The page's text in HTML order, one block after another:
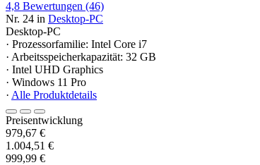
4,8 Bewertungen (46)
Nr. 24 in Desktop-PC
Desktop-PC
· Prozessorfamilie: Intel Core i7
· Arbeitsspeicherkapazität: 32 GB
· Intel UHD Graphics
· Windows 11 Pro
· Alle Produktdetails
Preisentwicklung
979,67 €
1.004,51 €
999,99 €